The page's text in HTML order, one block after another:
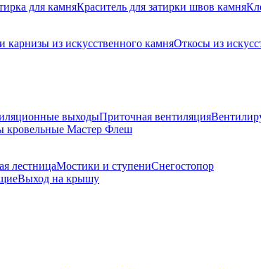
для камняКраситель для затирки швов камня
карнизы из искусственного камняОткосы из
выходыПриточная вентиляция
кровельные Мастер Флеш
лестницаМостики и ступениСнегостопор
Выход на крышу